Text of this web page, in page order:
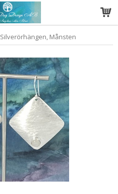
Silverörhängen, Månsten